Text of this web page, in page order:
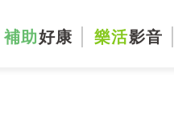
補助好康 樂活影音